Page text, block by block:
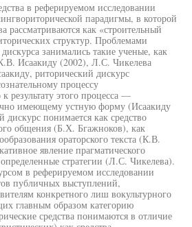
в реферируемом исследовании
парадигмы, в которой
рассматриваются как «строительный
структур. Проблемами
занимались такие ученые, как
Исаакиду (2002), Л.С. Чикелева
риторический дискурс
процессу
результату этого процесса —
имеющему устную форму (Исаакиду
понимается как средство
общения (Б.Х. Бгажноков), как
ораторского текста (К.В.
явление прагматического
стратегии (Л.С. Чикелева).
в реферируемом исследовании
публичных выступлений,
конкретного лиш вокультурного
главным образом категорию
средства понимаются в отличие